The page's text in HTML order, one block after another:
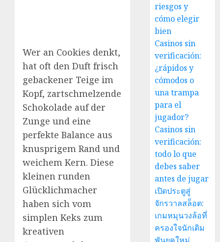
Wer an Cookies denkt,
hat oft den Duft frisch
gebackener Teige im
Kopf, zartschmelzende
Schokolade auf der
Zunge und eine
perfekte Balance aus
knusprigem Rand und
weichem Kern. Diese
kleinen runden
Glücklichmacher
haben sich vom
simplen Keks zum
kreativen
riesgos y
cómo elegir
bien
Casinos sin
verificación:
¿rápidos y
cómodos o
una trampa
para el
jugador?
Casinos sin
verificación:
todo lo que
debes saber
antes de jugar
เปิดประตูสู่
จักรวาลสล็อต:
เกมหมุนวงล้อที่
ครองใจนักเดิม